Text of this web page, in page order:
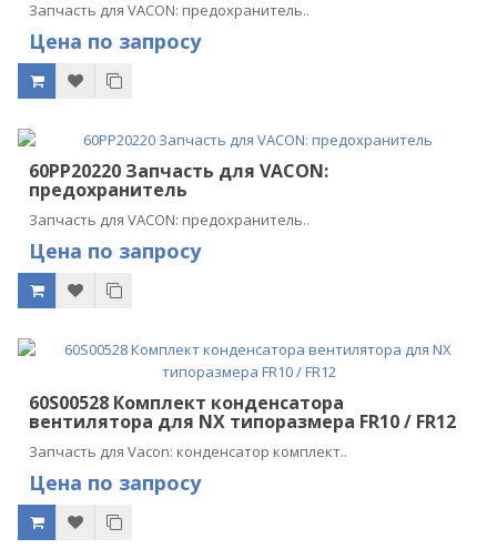
Запчасть для VACON: предохранитель..
Цена по запросу
60PP20220 Запчасть для VACON:
предохранитель
Запчасть для VACON: предохранитель..
Цена по запросу
60S00528 Комплект конденсатора
вентилятора для NX типоразмера FR10 / FR12
Запчасть для Vacon: конденсатор комплект..
Цена по запросу